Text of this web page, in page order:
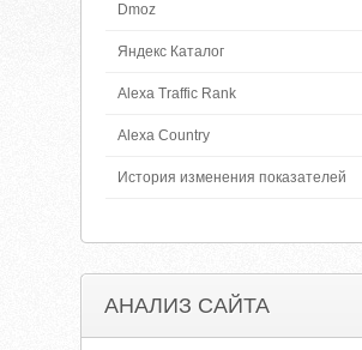
Dmoz
Яндекс Каталог
Alexa Traffic Rank
Alexa Country
История изменения показателей
АНАЛИЗ САЙТА